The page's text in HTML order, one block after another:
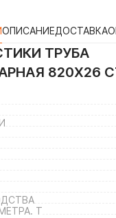
ОПИСАНИЕДОСТАВКА
ТРУБА
820Х26
Т